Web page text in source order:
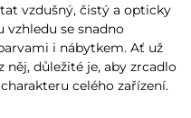
vzdušný, čistý a opticky
vzhledu se snadno
i nábytkem. Ať už
důležité je, aby zrcadlo
celého zařízení.